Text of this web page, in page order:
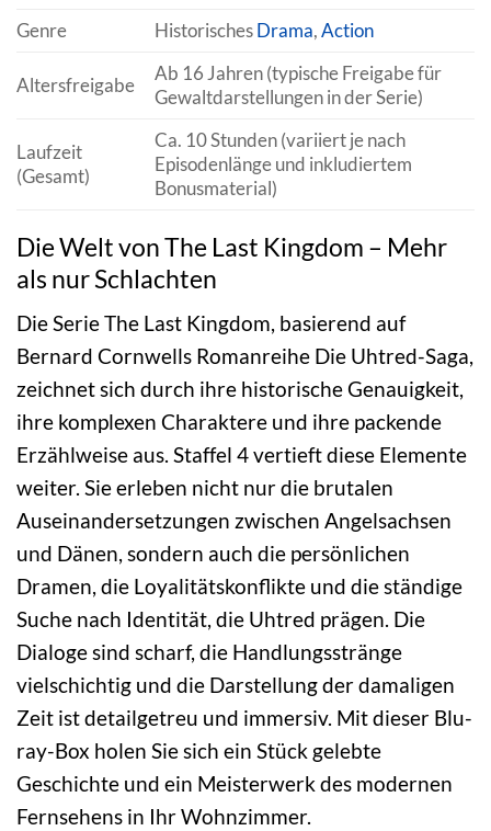
Genre
HistorischesDrama,Action
Altersfreigabe
Ab 16 Jahren (typische Freigabe für
Gewaltdarstellungen in der Serie)
Laufzeit
(Gesamt)
Ca. 10 Stunden (variiert je nach
Episodenlänge und inkludiertem
Bonusmaterial)
Die Welt von The Last Kingdom – Mehr
als nur Schlachten
Die Serie The Last Kingdom, basierend auf
Bernard Cornwells Romanreihe Die Uhtred-Saga,
zeichnet sich durch ihre historische Genauigkeit,
ihre komplexen Charaktere und ihre packende
Erzählweise aus. Staffel 4 vertieft diese Elemente
weiter. Sie erleben nicht nur die brutalen
Auseinandersetzungen zwischen Angelsachsen
und Dänen, sondern auch die persönlichen
Dramen, die Loyalitätskonflikte und die ständige
Suche nach Identität, die Uhtred prägen. Die
Dialoge sind scharf, die Handlungsstränge
vielschichtig und die Darstellung der damaligen
Zeit ist detailgetreu und immersiv. Mit dieser Blu-
ray-Box holen Sie sich ein Stück gelebte
Geschichte und ein Meisterwerk des modernen
Fernsehens in Ihr Wohnzimmer.